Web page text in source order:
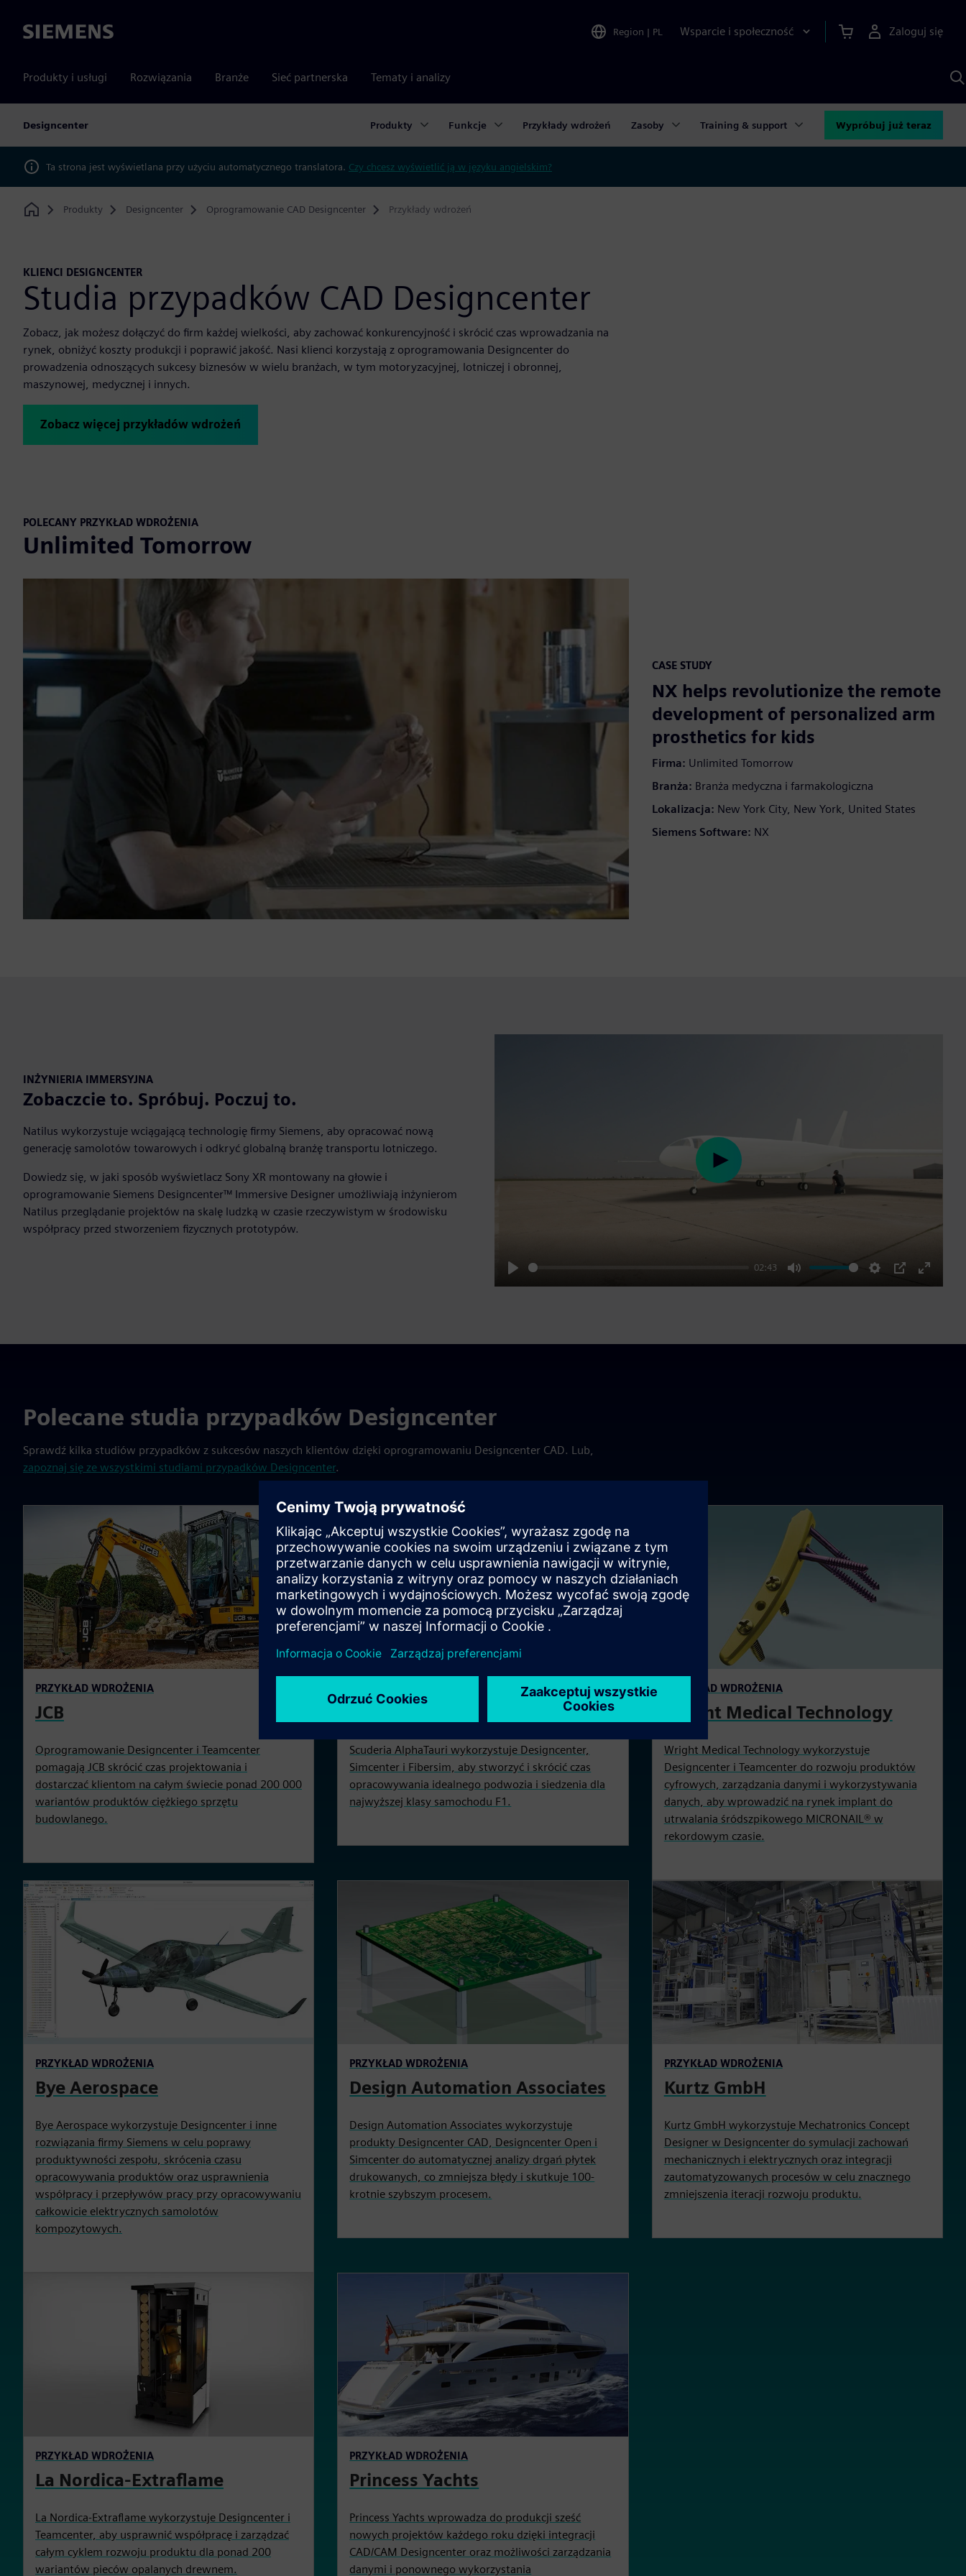
Siemens Region | PL Wsparcie i społeczność Zaloguj się
Produkty i usługi Rozwiązania Branże Sieć partnerska Tematy i analizy
Designcenter Produkty Funkcje Przykłady wdrożeń Zasoby Training & support Wypróbuj już teraz
Ta strona jest wyświetlana przy użyciu automatycznego translatora. Czy chcesz wyświetlić ją w języku angielskim?
Home
Produkty Designcenter Oprogramowanie CAD Designcenter Przykłady wdrożeń
KLIENCI DESIGNCENTER
Studia przypadków CAD Designcenter
Zobacz, jak możesz dołączyć do firm każdej wielkości, aby zachować konkurencyjność i skrócić czas wprowadzania na
rynek, obniżyć koszty produkcji i poprawić jakość. Nasi klienci korzystają z oprogramowania Designcenter do
prowadzenia odnoszących sukcesy biznesów w wielu branżach, w tym motoryzacyjnej, lotniczej i obronnej,
maszynowej, medycznej i innych.
Zobacz więcej przykładów wdrożeń
POLECANY PRZYKŁAD WDROŻENIA
Unlimited Tomorrow
CASE STUDY
NX helps revolutionize the remote
development of personalized arm
prosthetics for kids
Firma: Unlimited Tomorrow
Branża: Branża medyczna i farmakologiczna
Lokalizacja: New York City, New York, United States
Siemens Software: NX
INŻYNIERIA IMMERSYJNA
Zobaczcie to. Spróbuj. Poczuj to.
Natilus wykorzystuje wciągającą technologię firmy Siemens, aby opracować nową
generację samolotów towarowych i odkryć globalną branżę transportu lotniczego.
Dowiedz się, w jaki sposób wyświetlacz Sony XR montowany na głowie i
oprogramowanie Siemens Designcenter™ Immersive Designer umożliwiają inżynierom
Natilus przeglądanie projektów na skalę ludzką w czasie rzeczywistym w środowisku
współpracy przed stworzeniem fizycznych prototypów.
Play
02:43
Mute Settings
PIP
Enter
Play
Polecane studia przypadków Designcenter
Sprawdź kilka studiów przypadków z sukcesów naszych klientów dzięki oprogramowaniu Designcenter CAD. Lub,
zapoznaj się ze wszystkimi studiami przypadków Designcenter.
PRZYKŁAD WDROŻENIA
JCB
Oprogramowanie Designcenter i Teamcenter
pomagają JCB skrócić czas projektowania i
dostarczać klientom na całym świecie ponad 200 000
wariantów produktów ciężkiego sprzętu
budowlanego.
Scuderia AlphaTauri wykorzystuje Designcenter,
Simcenter i Fibersim, aby stworzyć i skrócić czas
opracowywania idealnego podwozia i siedzenia dla
najwyższej klasy samochodu F1.
PRZYKŁAD WDROŻENIA
Wright Medical Technology
Wright Medical Technology wykorzystuje
Designcenter i Teamcenter do rozwoju produktów
cyfrowych, zarządzania danymi i wykorzystywania
danych, aby wprowadzić na rynek implant do
utrwalania śródszpikowego MICRONAIL® w
rekordowym czasie.
PRZYKŁAD WDROŻENIA
Bye Aerospace
Bye Aerospace wykorzystuje Designcenter i inne
rozwiązania firmy Siemens w celu poprawy
produktywności zespołu, skrócenia czasu
opracowywania produktów oraz usprawnienia
współpracy i przepływów pracy przy opracowywaniu
całkowicie elektrycznych samolotów
kompozytowych.
PRZYKŁAD WDROŻENIA
Design Automation Associates
Design Automation Associates wykorzystuje
produkty Designcenter CAD, Designcenter Open i
Simcenter do automatycznej analizy drgań płytek
drukowanych, co zmniejsza błędy i skutkuje 100-
krotnie szybszym procesem.
PRZYKŁAD WDROŻENIA
Kurtz GmbH
Kurtz GmbH wykorzystuje Mechatronics Concept
Designer w Designcenter do symulacji zachowań
mechanicznych i elektrycznych oraz integracji
zautomatyzowanych procesów w celu znacznego
zmniejszenia iteracji rozwoju produktu.
PRZYKŁAD WDROŻENIA
La Nordica-Extraflame
La Nordica-Extraflame wykorzystuje Designcenter i
Teamcenter, aby usprawnić współpracę i zarządzać
całym cyklem rozwoju produktu dla ponad 200
wariantów pieców opalanych drewnem.
PRZYKŁAD WDROŻENIA
Princess Yachts
Princess Yachts wprowadza do produkcji sześć
nowych projektów każdego roku dzięki integracji
CAD/CAM Designcenter oraz możliwości zarządzania
danymi i ponownego wykorzystania